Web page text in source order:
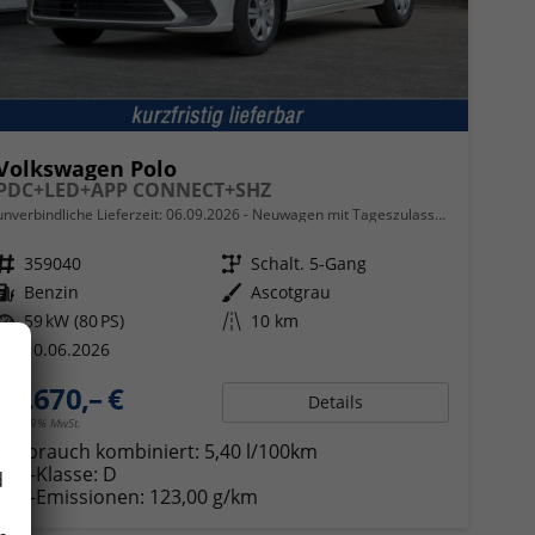
Polo
CONNECT+SHZ
Lieferzeit: 06.09.2026 Neuwagen mit Tageszulassung
Fahrzeugnr. 359040 Getriebe Schalt. 5-Gang
Kraftstoff Benzin Außenfarbe Ascotgrau
Leistung 59 kW (80 PS) Kilometerstand 10 km
10.06.2026
19.670,– €
incl. 19% MwSt.
Details
kombiniert: 5,40 l/100km
-Klasse: D
-Emissionen: 123,00 g/km